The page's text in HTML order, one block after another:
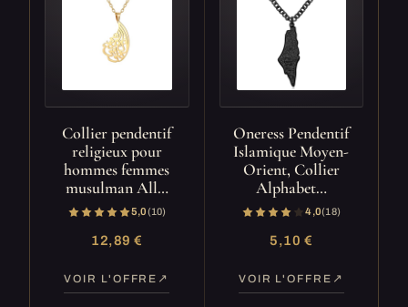
Collier pendentif
religieux pour
hommes femmes
musulman All…
5,0(10)
12,89 €
VOIR L'OFFRE
Oneress Pendentif
Islamique Moyen-
Orient, Collier
Alphabet…
4,0(18)
5,10 €
VOIR L'OFFRE